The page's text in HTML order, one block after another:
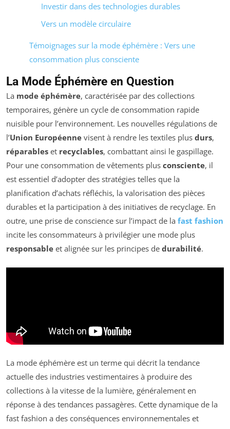
Investir dans des technologies durables
Vers un modèle circulaire
Témoignages sur la mode éphémère : Vers une
consommation plus consciente
La Mode Éphémère en Question
La mode éphémère, caractérisée par des collections
temporaires, génère un cycle de consommation rapide
nuisible pour l’environnement. Les nouvelles régulations de
l’Union Européenne visent à rendre les textiles plus durs,
réparables et recyclables, combattant ainsi le gaspillage.
Pour une consommation de vêtements plus consciente, il
est essentiel d’adopter des stratégies telles que la
planification d’achats réfléchis, la valorisation des pièces
durables et la participation à des initiatives de recyclage. En
outre, une prise de conscience sur l’impact de la fast fashion
incite les consommateurs à privilégier une mode plus
responsable et alignée sur les principes de durabilité.
La mode éphémère est un terme qui décrit la tendance
actuelle des industries vestimentaires à produire des
collections à la vitesse de la lumière, généralement en
réponse à des tendances passagères. Cette dynamique de la
fast fashion a des conséquences environnementales et